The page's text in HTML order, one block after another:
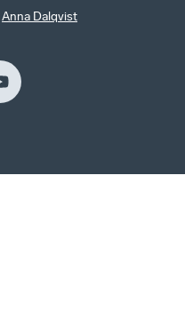
Anna Dalqvist